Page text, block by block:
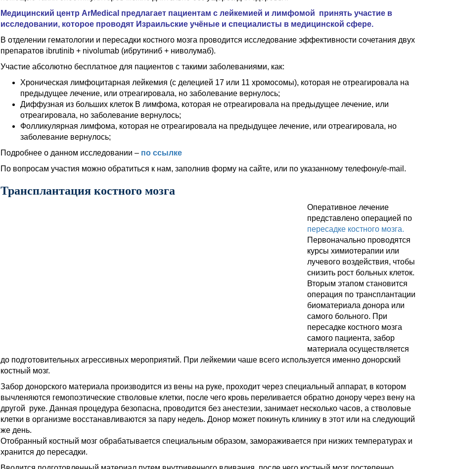
Медицинский центр ArMedical предлагает пациентам с лейкемией и лимфомой принять участие в
исследовании, которое проводят Израильские учёные и специалисты в медицинской сфере.
В отделении гематологии и пересадки костного мозга проводится исследование эффективности сочетания двух
препаратов ibrutinib + nivolumab (ибрутиниб + ниволумаб).
Участие абсолютно бесплатное для пациентов с такими заболеваниями, как:
Хроническая лимфоцитарная лейкемия (с делецией 17 или 11 хромосомы), которая не отреагировала на
предыдущее лечение, или отреагировала, но заболевание вернулось;
Диффузная из больших клеток В лимфома, которая не отреагировала на предыдущее лечение, или
отреагировала, но заболевание вернулось;
Фолликулярная лимфома, которая не отреагировала на предыдущее лечение, или отреагировала, но
заболевание вернулось;
Подробнее о данном исследовании – по ссылке
По вопросам участия можно обратиться к нам, заполнив форму на сайте, или по указанному телефону/e-mail.
Трансплантация костного мозга
Оперативное лечение
представлено операцией по
пересадке костного мозга.
Первоначально проводятся
курсы химиотерапии или
лучевого воздействия, чтобы
снизить рост больных клеток.
Вторым этапом становится
операция по трансплантации
биоматериала донора или
самого больного. При
пересадке костного мозга
самого пациента, забор
материала осуществляется
до подготовительных агрессивных мероприятий. При лейкемии чаше всего используется именно донорский
костный мозг.
Забор донорского материала производится из вены на руке, проходит через специальный аппарат, в котором
вычленяются гемопоэтические стволовые клетки, после чего кровь переливается обратно донору через вену на
другой руке. Данная процедура безопасна, проводится без анестезии, занимает несколько часов, а стволовые
клетки в организме восстанавливаются за пару недель. Донор может покинуть клинику в этот или на следующий
же день.
Отобранный костный мозг обрабатывается специальным образом, замораживается при низких температурах и
хранится до пересадки.